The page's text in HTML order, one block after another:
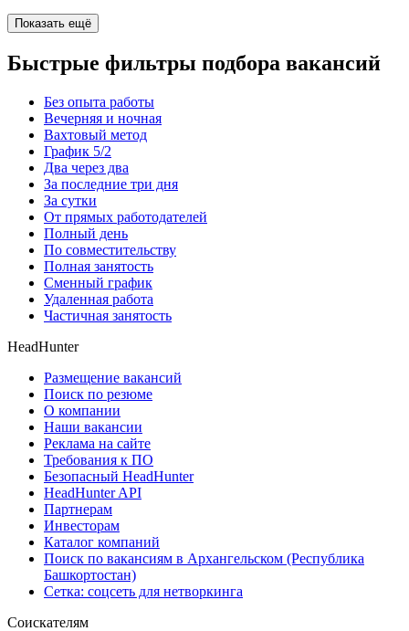
Показать ещё
Быстрые фильтры подбора вакансий
Без опыта работы
Вечерняя и ночная
Вахтовый метод
График 5/2
Два через два
За последние три дня
За сутки
От прямых работодателей
Полный день
По совместительству
Полная занятость
Сменный график
Удаленная работа
Частичная занятость
HeadHunter
Размещение вакансий
Поиск по резюме
О компании
Наши вакансии
Реклама на сайте
Требования к ПО
Безопасный HeadHunter
HeadHunter API
Партнерам
Инвесторам
Каталог компаний
Поиск по вакансиям в Архангельском (Республика
Башкортостан)
Сетка: соцсеть для нетворкинга
Соискателям